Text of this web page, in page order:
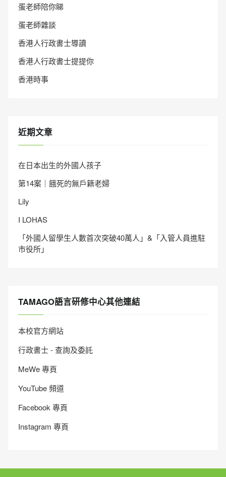
蛋老師陪你睇
蛋老師雜談
香港人行政書士導讀
香港人行政書士提提你
香港時事
近期文章
在日本出生的外國人孩子
第14案｜餓死的無戶籍老婦
Lily
I LOHAS
「外國人留學生人數首次突破40萬人」&「入管人員進駐
市役所」
TAMAGO語言研修中心其他連結
本校官方網站
行政書士 - 查詢及委託
MeWe 專頁
YouTube 頻道
Facebook 專頁
Instagram 專頁